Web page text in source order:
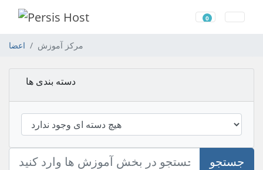
0
کارت خرید
اعضا مرکز آموزش
دسته بندی ها
جستجو